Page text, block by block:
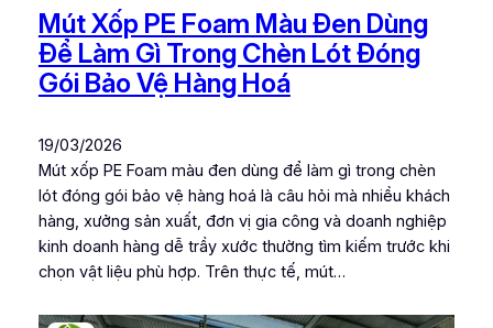
Mút Xốp PE Foam Màu Đen Dùng
Để Làm Gì Trong Chèn Lót Đóng
Gói Bảo Vệ Hàng Hoá
19/03/2026
Mút xốp PE Foam màu đen dùng để làm gì trong chèn
lót đóng gói bảo vệ hàng hoá là câu hỏi mà nhiều khách
hàng, xưởng sản xuất, đơn vị gia công và doanh nghiệp
kinh doanh hàng dễ trầy xước thường tìm kiếm trước khi
chọn vật liệu phù hợp. Trên thực tế, mút…